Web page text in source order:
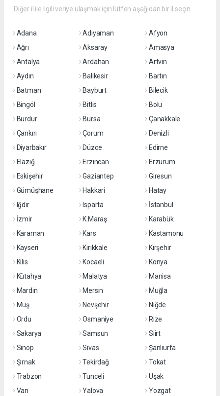
Diğer il ile ilgili veriye ulaşmak için lütfen aşağıdan bir il seçin
Adana Adıyaman
Afyon
Ağrı
Aksaray
Amasya
Antalya
Ardahan
Artvin
Aydın
Balıkesir
Bartın
Batman
Bayburt
Bilecik
Bingöl
Bitlis
Bolu
Burdur
Bursa
Çanakkale
Çankırı
Çorum
Denizli
Diyarbakır
Düzce
Edirne
Elazığ
Erzincan
Erzurum
Eskişehir
Gaziantep
Giresun
Gümüşhane
Hakkari
Hatay
Iğdır
Isparta
İstanbul
İzmir
K.Maraş
Karabük
Karaman
Kars
Kastamonu
Kayseri
Kırıkkale
Kırşehir
Kilis
Kocaeli
Konya
Kütahya
Malatya
Manisa
Mardin
Mersin
Muğla
Muş
Nevşehir
Niğde
Ordu
Osmaniye
Rize
Sakarya
Samsun
Siirt
Sinop
Sivas
Şanlıurfa
Şırnak
Tekirdağ
Tokat
Trabzon
Tunceli
Uşak
Van
Yalova Yozgat